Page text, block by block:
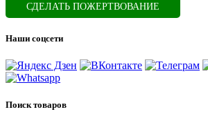
СДЕЛАТЬ ПОЖЕРТВОВАНИЕ
Наши соцсети
Поиск товаров